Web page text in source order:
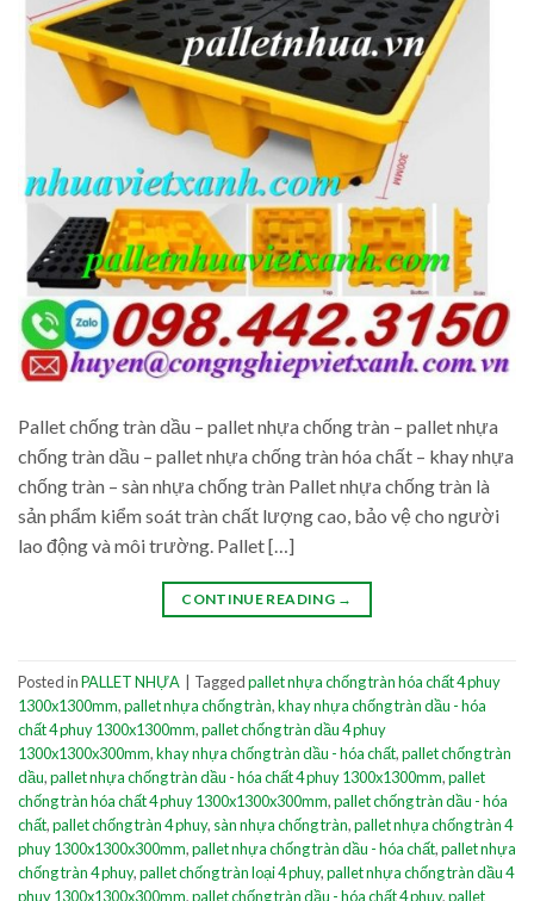
Pallet chống tràn dầu – pallet nhựa chống tràn – pallet nhựa
chống tràn dầu – pallet nhựa chống tràn hóa chất – khay nhựa
chống tràn – sàn nhựa chống tràn Pallet nhựa chống tràn là
sản phẩm kiểm soát tràn chất lượng cao, bảo vệ cho người
lao động và môi trường. Pallet […]
CONTINUE READING →
Posted inPALLET NHỰA Taggedpallet nhựa chống tràn hóa chất 4 phuy
1300x1300mm,pallet nhựa chống tràn,khay nhựa chống tràn dầu - hóa
chất 4 phuy 1300x1300mm,pallet chống tràn dầu 4 phuy
1300x1300x300mm,khay nhựa chống tràn dầu - hóa chất,pallet chống tràn
dầu,pallet nhựa chống tràn dầu - hóa chất 4 phuy 1300x1300mm,pallet
chống tràn hóa chất 4 phuy 1300x1300x300mm,pallet chống tràn dầu - hóa
chất,pallet chống tràn 4 phuy, sàn nhựa chống tràn,pallet nhựa chống tràn 4
phuy 1300x1300x300mm,pallet nhựa chống tràn dầu - hóa chất,pallet nhựa
chống tràn 4 phuy,pallet chống tràn loại 4 phuy,pallet nhựa chống tràn dầu 4
phuy 1300x1300x300mm,pallet chống tràn dầu - hóa chất 4 phuy,pallet